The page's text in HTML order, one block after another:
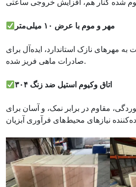
مهر و موم با عرض ۱۰ میلی‌متر
مهرهای نازک استاندارد، ایده‌آل برای
صادرات ماهی فریز شده.
اتاق وکیوم استیل ضد زنگ ۳۰۴
مقاوم در برابر نمک، و آسان برای